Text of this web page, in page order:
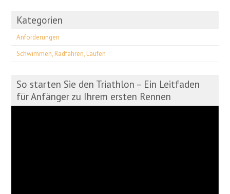
Kategorien
Anforderungen
Schwimmen, Radfahren, Laufen
So starten Sie den Triathlon – Ein Leitfaden
für Anfänger zu Ihrem ersten Rennen